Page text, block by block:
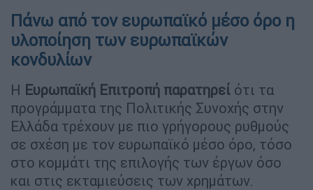
Πάνω από τον ευρωπαϊκό μέσο όρο η
υλοποίηση των ευρωπαϊκών
κονδυλίων
Η Ευρωπαϊκή Επιτροπή παρατηρεί ότι τα
προγράμματα της Πολιτικής Συνοχής στην
Ελλάδα τρέχουν με πιο γρήγορους ρυθμούς
σε σχέση με τον ευρωπαϊκό μέσο όρο, τόσο
στο κομμάτι της επιλογής των έργων όσο
και στις εκταμιεύσεις των χρημάτων.